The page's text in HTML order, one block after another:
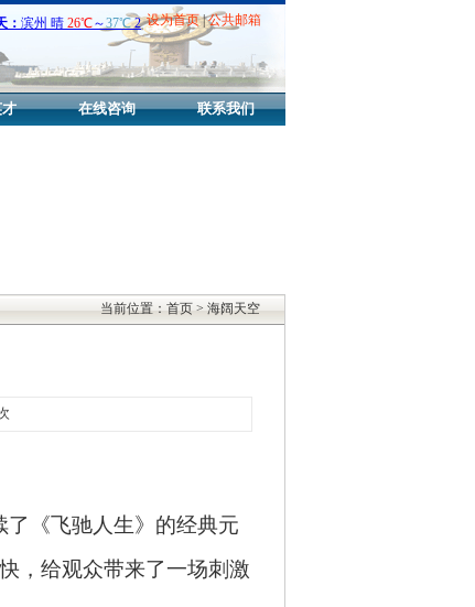
设为首页|公共邮箱
在线咨询 联系我们
当前位置：首页 > 海阔天空
《飞驰人生》的经典元
，给观众带来了一场刺激